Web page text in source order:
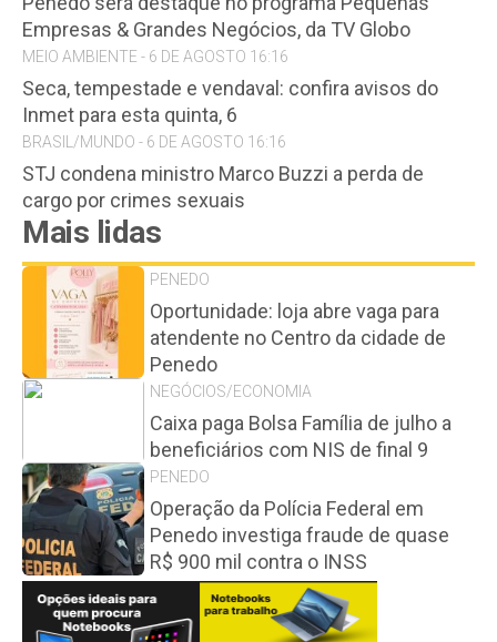
Empresas & Grandes Negócios, da TV Globo
MEIO AMBIENTE - 6 DE AGOSTO 16:16
Seca, tempestade e vendaval: confira avisos do
Inmet para esta quinta, 6
BRASIL/MUNDO - 6 DE AGOSTO 16:16
STJ condena ministro Marco Buzzi a perda de
cargo por crimes sexuais
Mais lidas
PENEDO
Oportunidade: loja abre vaga para
atendente no Centro da cidade de
Penedo
NEGÓCIOS/ECONOMIA
Caixa paga Bolsa Família de julho a
beneficiários com NIS de final 9
PENEDO
Operação da Polícia Federal em
Penedo investiga fraude de quase
R$ 900 mil contra o INSS